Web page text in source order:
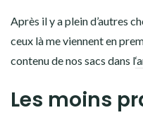
Après il y a plein d’autres
ceux là me viennent en
contenu de nos sacs dans l
Les moins